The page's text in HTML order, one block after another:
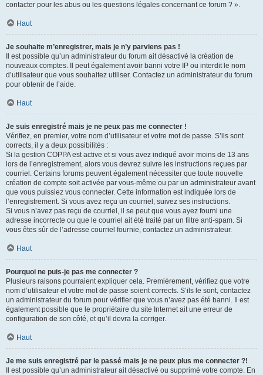
contacter pour les abus ou les questions légales concernant ce forum ? ».
Haut
Je souhaite m’enregistrer, mais je n’y parviens pas !
Il est possible qu’un administrateur du forum ait désactivé la création de
nouveaux comptes. Il peut également avoir banni votre IP ou interdit le nom
d’utilisateur que vous souhaitez utiliser. Contactez un administrateur du forum
pour obtenir de l’aide.
Haut
Je suis enregistré mais je ne peux pas me connecter !
Vérifiez, en premier, votre nom d’utilisateur et votre mot de passe. S’ils sont
corrects, il y a deux possibilités :
Si la gestion COPPA est active et si vous avez indiqué avoir moins de 13 ans
lors de l’enregistrement, alors vous devrez suivre les instructions reçues par
courriel. Certains forums peuvent également nécessiter que toute nouvelle
création de compte soit activée par vous-même ou par un administrateur avant
que vous puissiez vous connecter. Cette information est indiquée lors de
l’enregistrement. Si vous avez reçu un courriel, suivez ses instructions.
Si vous n’avez pas reçu de courriel, il se peut que vous ayez fourni une
adresse incorrecte ou que le courriel ait été traité par un filtre anti-spam. Si
vous êtes sûr de l’adresse courriel fournie, contactez un administrateur.
Haut
Pourquoi ne puis-je pas me connecter ?
Plusieurs raisons pourraient expliquer cela. Premièrement, vérifiez que votre
nom d’utilisateur et votre mot de passe soient corrects. S’ils le sont, contactez
un administrateur du forum pour vérifier que vous n’avez pas été banni. Il est
également possible que le propriétaire du site Internet ait une erreur de
configuration de son côté, et qu’il devra la corriger.
Haut
Je me suis enregistré par le passé mais je ne peux plus me connecter ?!
Il est possible qu’un administrateur ait désactivé ou supprimé votre compte. En